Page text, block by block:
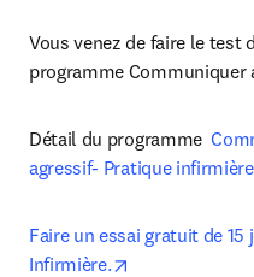
Vous venez de faire le test
programme Communiquer
Détail du programme
agressif- Pratique infirmière
Faire un essai gratuit de
Infirmière.